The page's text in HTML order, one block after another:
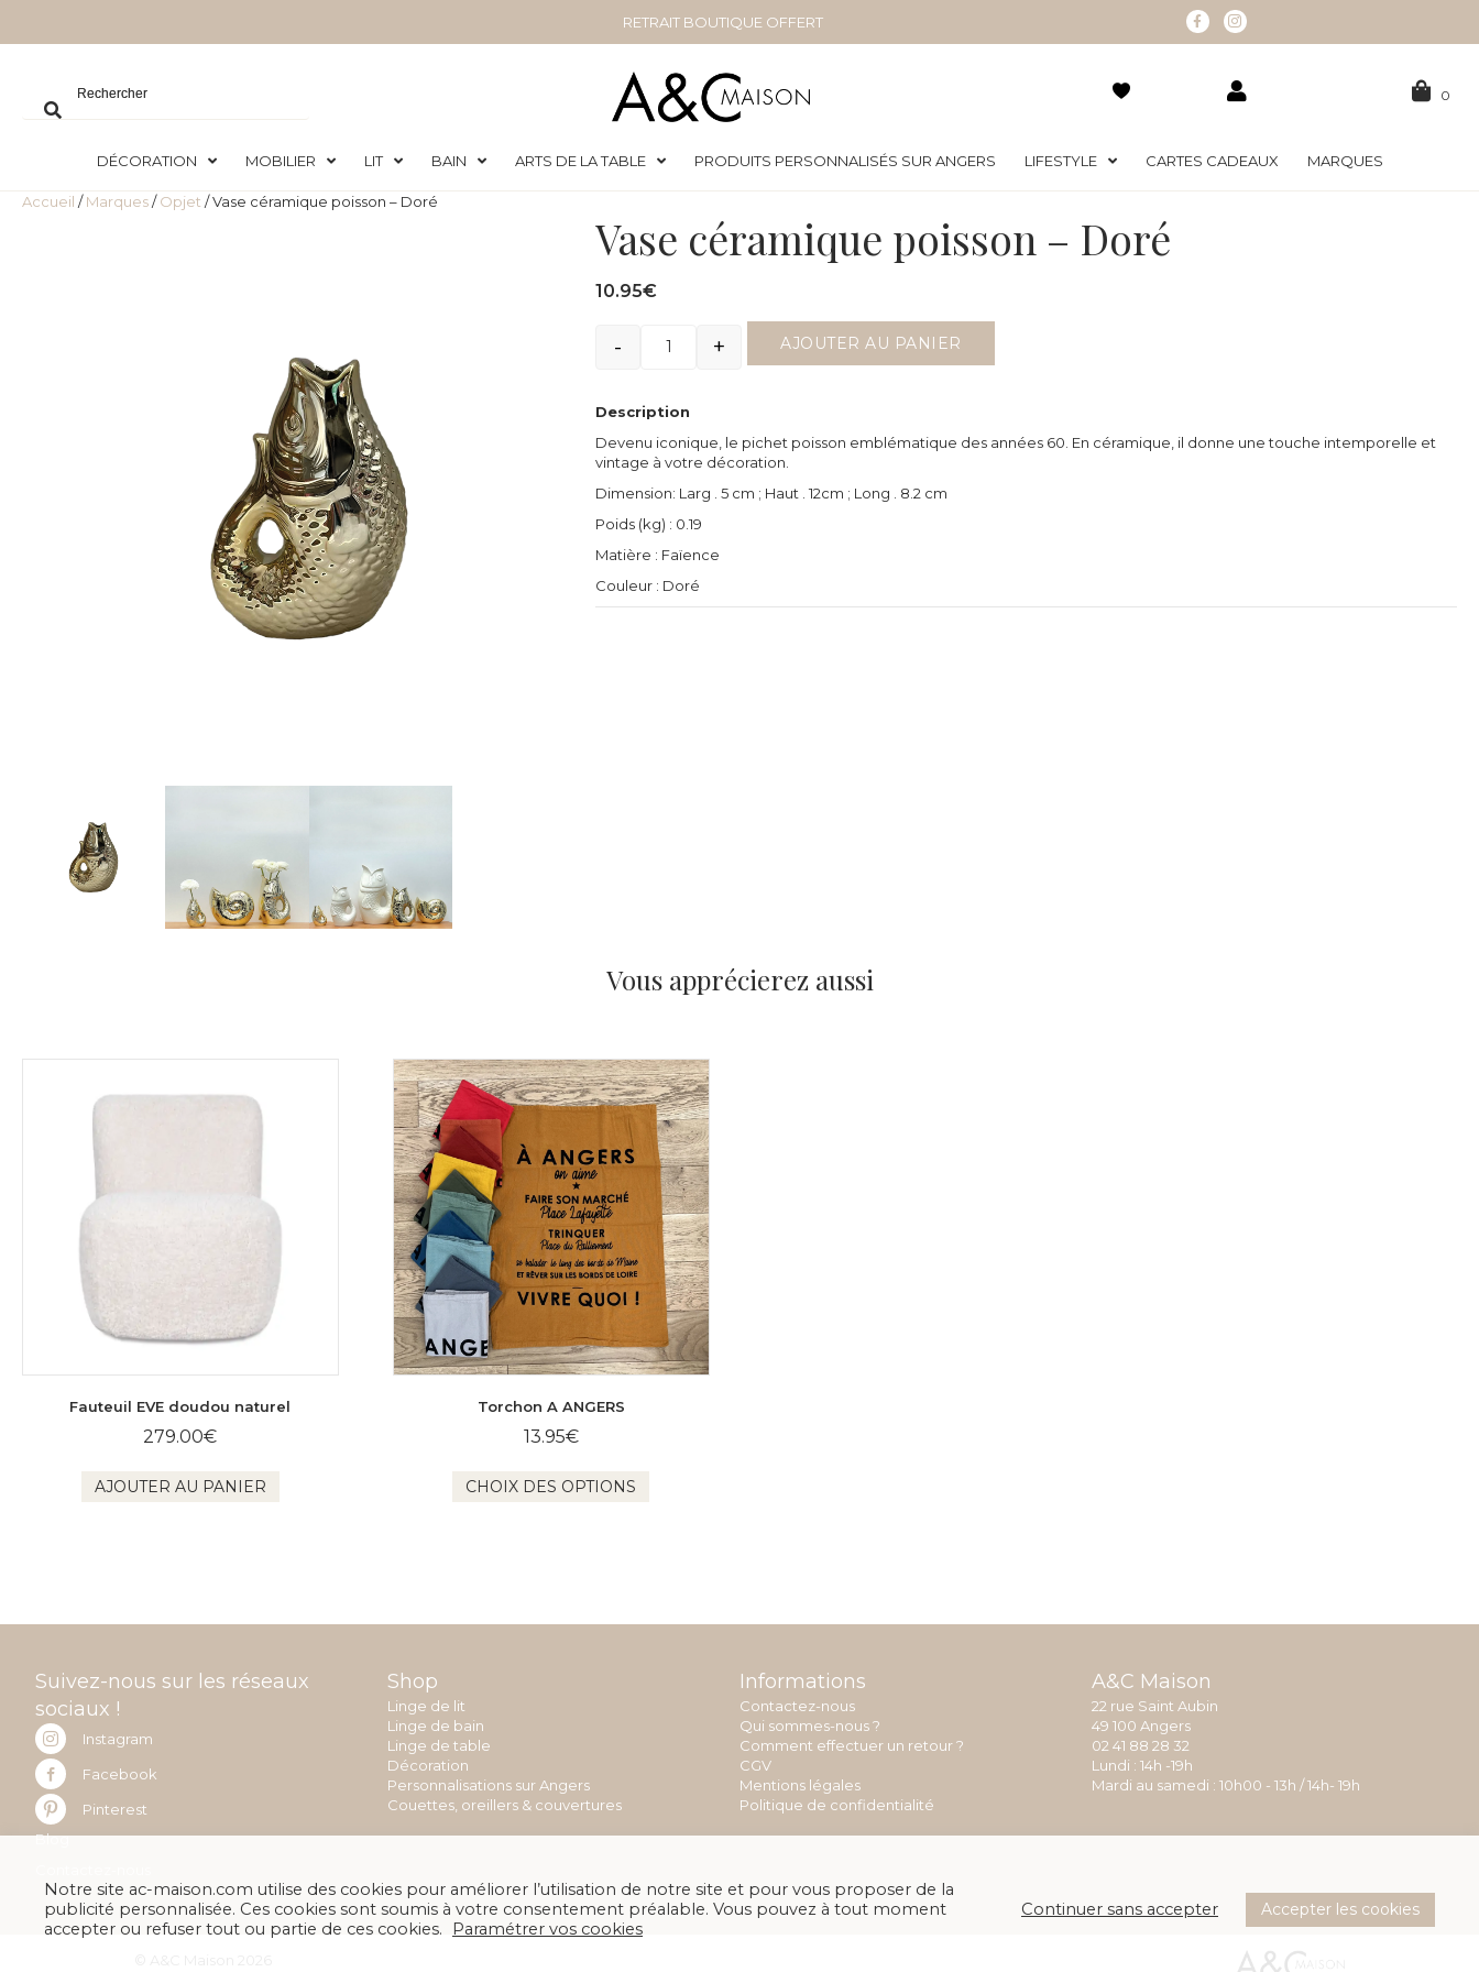
RETRAIT BOUTIQUE OFFERT
0
DÉCORATION MOBILIER LIT BAIN ARTS DE LA TABLE PRODUITS PERSONNALISÉS SUR ANGERS LIFESTYLE CARTES CADEAUX MARQUES
Accueil /Marques/Opjet / Vase céramique poisson – Doré
Vase céramique poisson – Doré
10.95€
Quantité
- + AJOUTER AU PANIER
Description
Devenu iconique, le pichet poisson emblématique des années 60. En céramique, il donne une touche intemporelle et
vintage à votre décoration.
Dimension: Larg . 5 cm ; Haut . 12cm ; Long . 8.2 cm
Poids (kg) : 0.19
Matière : Faïence
Couleur : Doré
Vous apprécierez aussi
Fauteuil EVE doudou naturel
279.00€
AJOUTER AU PANIER
Torchon A ANGERS
13.95€
CHOIX DES OPTIONS
être
Suivez-nous sur les réseaux
sociaux !
Instagram
Facebook
Pinterest
Blog
Shop
Linge de lit
Linge de bain
Linge de table
Décoration
Personnalisations sur Angers
Couettes, oreillers & couvertures
Informations
Contactez-nous
Qui sommes-nous ?
Comment effectuer un retour ?
CGV
Mentions légales
Politique de confidentialité
A&C Maison
22 rue Saint Aubin
49 100 Angers
02 41 88 28 32
Lundi : 14h -19h
Mardi au samedi : 10h00 - 13h / 14h- 19h
Notre site ac-maison.com utilise des cookies pour améliorer l’utilisation de notre site et pour vous proposer de la
publicité personnalisée. Ces cookies sont soumis à votre consentement préalable. Vous pouvez à tout moment
accepter ou refuser tout ou partie de ces cookies.
Paramétrer vos cookies
Continuer sans accepter Accepter les cookies